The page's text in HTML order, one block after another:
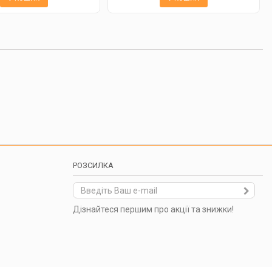
РОЗСИЛКА
Дізнайтеся першим про акції та знижки!